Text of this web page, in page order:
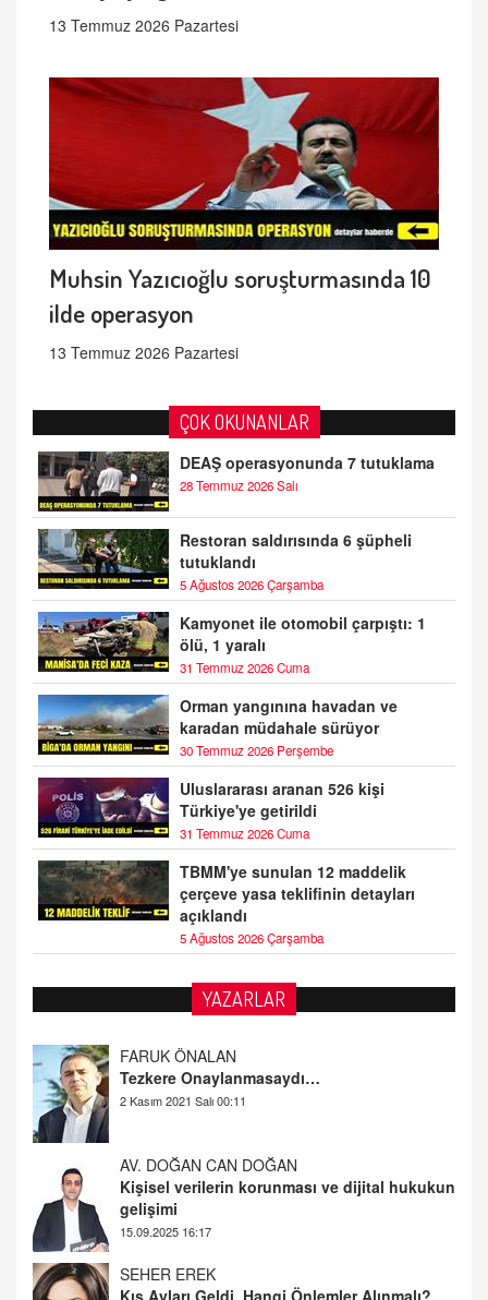
13 Temmuz 2026 Pazartesi
Muhsin Yazıcıoğlu soruşturmasında 10
ilde operasyon
13 Temmuz 2026 Pazartesi
ÇOK OKUNANLAR
DEAŞ operasyonunda 7 tutuklama
28 Temmuz 2026 Salı
Restoran saldırısında 6 şüpheli
tutuklandı
5 Ağustos 2026 Çarşamba
Kamyonet ile otomobil çarpıştı: 1
ölü, 1 yaralı
31 Temmuz 2026 Cuma
Orman yangınına havadan ve
karadan müdahale sürüyor
30 Temmuz 2026 Perşembe
Uluslararası aranan 526 kişi
Türkiye'ye getirildi
31 Temmuz 2026 Cuma
TBMM'ye sunulan 12 maddelik
çerçeve yasa teklifinin detayları
açıklandı
5 Ağustos 2026 Çarşamba
YAZARLAR
FARUK ÖNALAN
Tezkere Onaylanmasaydı…
2 Kasım 2021 Salı 00:11
AV. DOĞAN CAN DOĞAN
Kişisel verilerin korunması ve dijital hukukun
gelişimi
15.09.2025 16:17
SEHER EREK
Kış Ayları Geldi, Hangi Önlemler Alınmalı?